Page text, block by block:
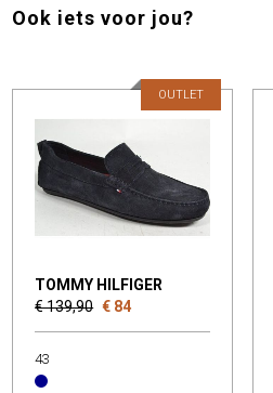
Ook iets voor jou?
TOMMY HILFIGER
€ 139,90 € 84
OUTLET
43